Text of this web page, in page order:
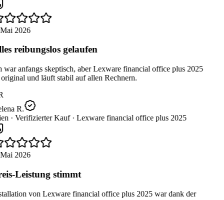
2026
reibungslos gelaufen
war anfangs skeptisch, aber Lexware financial office plus 2025
und läuft stabil auf allen Rechnern.
R.
· Verifizierter Kauf · Lexware financial office plus 2025
2026
Leistung stimmt
von Lexware financial office plus 2025 war dank der